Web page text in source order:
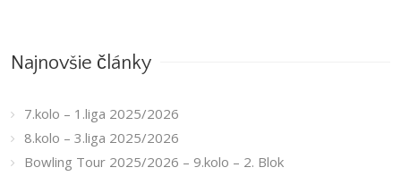
Najnovšie články
7.kolo – 1.liga 2025/2026
8.kolo – 3.liga 2025/2026
Bowling Tour 2025/2026 – 9.kolo – 2. Blok